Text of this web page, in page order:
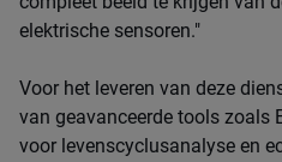
elektrische sensoren."
Voor het leveren van deze
van geavanceerde tools zoals
voor levenscyclusanalyse en